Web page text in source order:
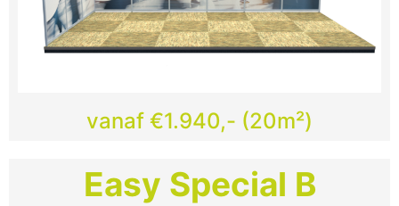
vanaf €1.940,- (20m²)
Easy Special B